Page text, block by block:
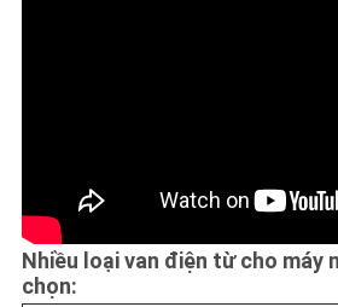
Nhiều loại van điện từ cho máy
chọn: